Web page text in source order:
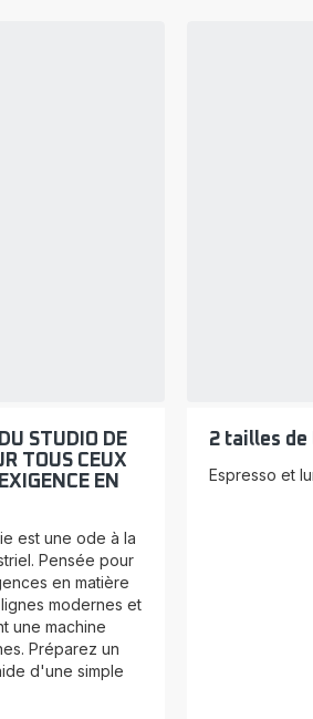
STUDIO DE
TOUS CEUX
EN
est une ode à la
Pensée pour
en matière
modernes et
une machine
Préparez un
d'une simple
2 tailles de
Espresso et